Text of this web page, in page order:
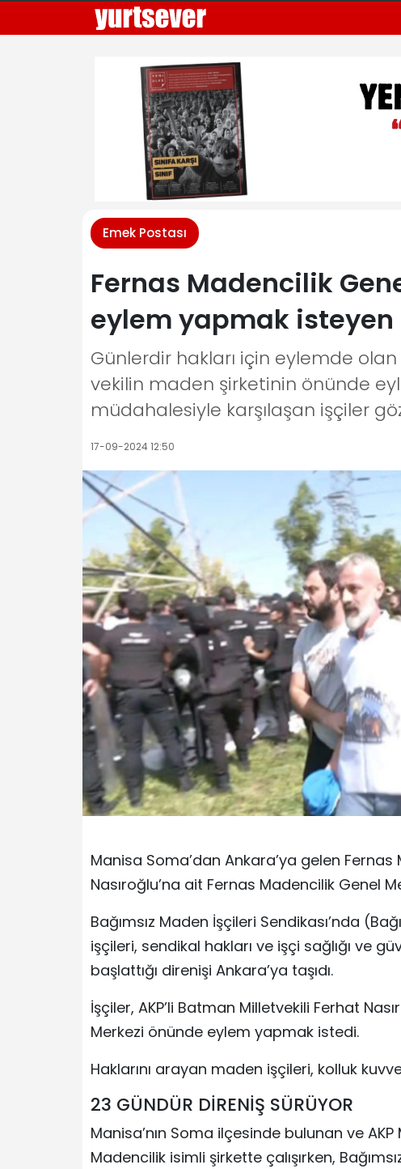
Emek Postası
Fernas Madencilik
eylem yapmak isteyen
Günlerdir hakları için eylemde olan
vekilin maden şirketinin önünde
müdahalesiyle karşılaşan işçiler
17-09-2024 12:50
Manisa Soma’dan Ankara’ya gelen Fernas
Nasıroğlu’na ait Fernas Madencilik Genel
Bağımsız Maden İşçileri Sendikası’nda
işçileri, sendikal hakları ve işçi sağlığı ve
başlattığı direnişi Ankara’ya taşıdı.
İşçiler, AKP’li Batman Milletvekili Ferhat
Merkezi önünde eylem yapmak istedi.
Haklarını arayan maden işçileri, kolluk
23 GÜNDÜR DİRENİŞ SÜRÜYOR
Manisa’nın Soma ilçesinde bulunan ve
Madencilik isimli şirkette çalışırken,